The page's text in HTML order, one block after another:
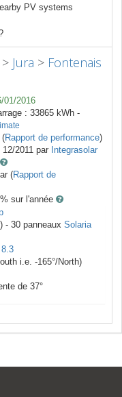
PV systems
> Jura > Fontenais
01/2016
: 33865 kWh -
(Rapport de performance)
12/2011 par Integrasolar
(Rapport de
% sur l'année
- 30 panneaux Solaria
i.e. -165°/North)
de 37°